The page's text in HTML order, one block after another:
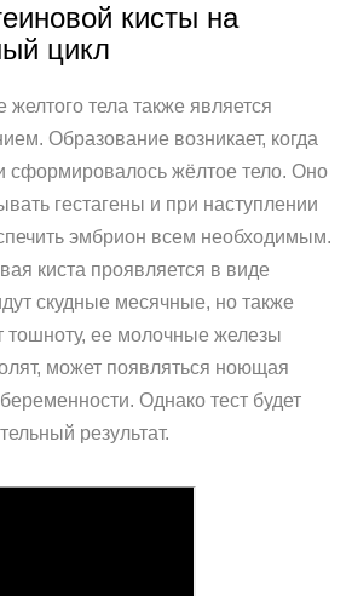
кисты на
цикл
желтого тела также является
Образование возникает, когда
сформировалось жёлтое тело. Оно
гестагены и при наступлении
эмбрион всем необходимым.
киста проявляется в виде
скудные месячные, но также
тошноту, ее молочные железы
может появляться ноющая
Однако тест будет
результат.